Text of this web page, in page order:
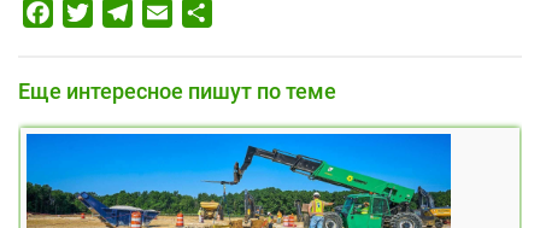
FacebookTwitterTelegram
Email
Еще интересное пишут по теме